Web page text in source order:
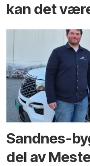
kan det
Sandnes-
del av